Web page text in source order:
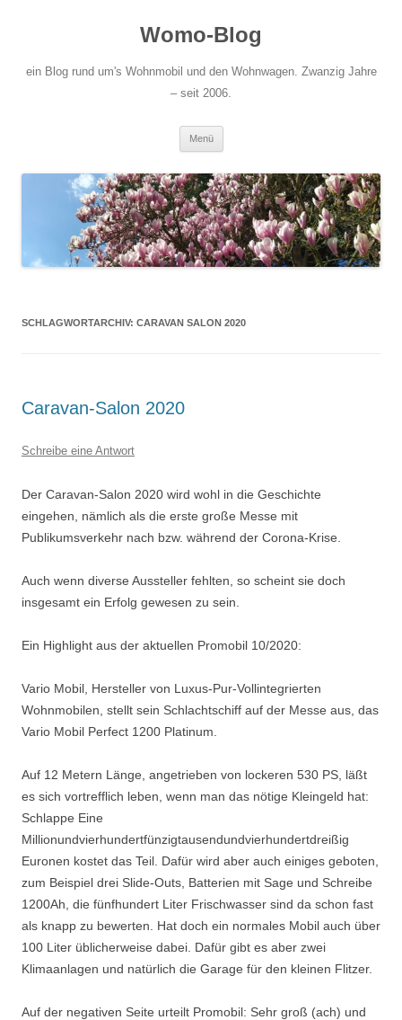
Womo-Blog
ein Blog rund um's Wohnmobil und den Wohnwagen. Zwanzig Jahre
– seit 2006.
Menü
SCHLAGWORTARCHIV: CARAVAN SALON 2020
Caravan-Salon 2020
Schreibe eine Antwort
Der Caravan-Salon 2020 wird wohl in die Geschichte
eingehen, nämlich als die erste große Messe mit
Publikumsverkehr nach bzw. während der Corona-Krise.
Auch wenn diverse Aussteller fehlten, so scheint sie doch
insgesamt ein Erfolg gewesen zu sein.
Ein Highlight aus der aktuellen Promobil 10/2020:
Vario Mobil, Hersteller von Luxus-Pur-Vollintegrierten
Wohnmobilen, stellt sein Schlachtschiff auf der Messe aus, das
Vario Mobil Perfect 1200 Platinum.
Auf 12 Metern Länge, angetrieben von lockeren 530 PS, läßt
es sich vortrefflich leben, wenn man das nötige Kleingeld hat:
Schlappe Eine
Millionundvierhundertfünzigtausendundvierhundertdreißig
Euronen kostet das Teil. Dafür wird aber auch einiges geboten,
zum Beispiel drei Slide-Outs, Batterien mit Sage und Schreibe
1200Ah, die fünfhundert Liter Frischwasser sind da schon fast
als knapp zu bewerten. Hat doch ein normales Mobil auch über
100 Liter üblicherweise dabei. Dafür gibt es aber zwei
Klimaanlagen und natürlich die Garage für den kleinen Flitzer.
Auf der negativen Seite urteilt Promobil: Sehr groß (ach) und